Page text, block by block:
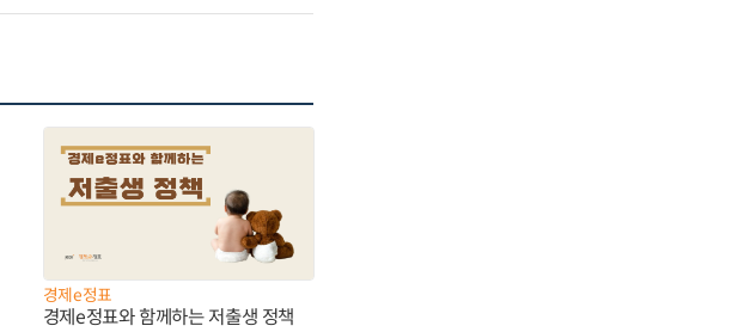
경제e정표
경제e정표와 함께하는 저출생 정책